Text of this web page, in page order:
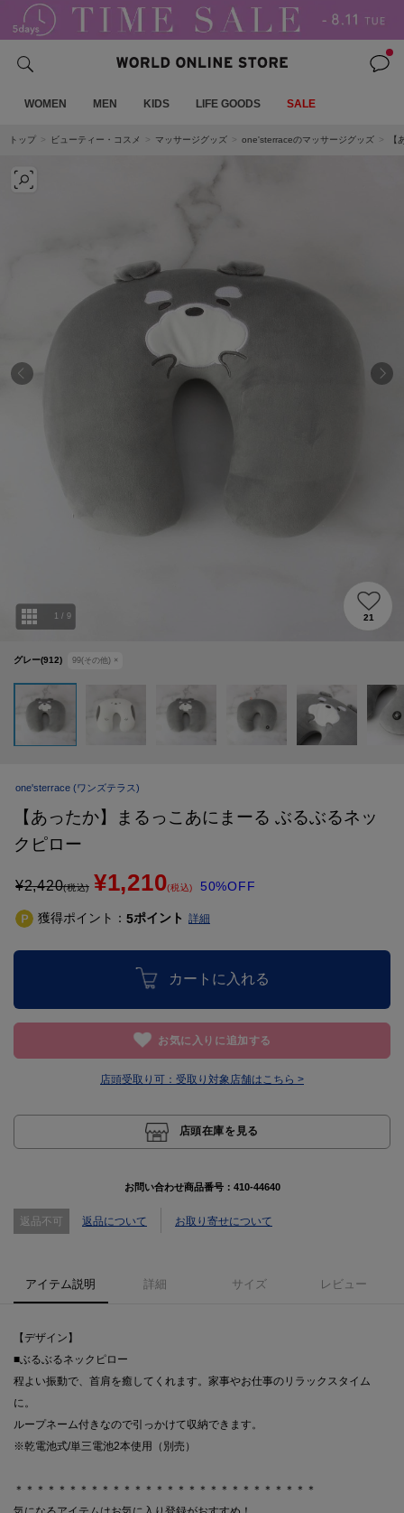
WOMEN MEN KIDS LIFE GOODS SALE
トップ ビューティー・コスメ マッサージグッズ one'sterraceのマッサージグッズ 【
グレー(912) 99(その他) ×
1 / 9 21
one'sterrace (ワンズテラス)
【あったか】まるっこあにまーる ぶるぶるネッ
クピロー
¥2,420(税込) ¥1,210(税込) 50%OFF
獲得ポイント： 5ポイント 詳細
カートに入れる
お気に入りに追加する
店頭受取り可： 受取り対象店舗はこちら >
店頭在庫を見る
お問い合わせ商品番号： 410-44640
返品不可 返品について お取り寄せについて
アイテム説明 詳細 サイズ レビュー
【デザイン】
■ぶるぶるネックピロー
程よい振動で、首肩を癒してくれます。家事やお仕事のリラックスタイム
に。
ループネーム付きなので引っかけて収納できます。
※乾電池式/単三電池2本使用（別売）
＊＊＊＊＊＊＊＊＊＊＊＊＊＊＊＊＊＊＊＊＊＊＊＊＊＊＊＊